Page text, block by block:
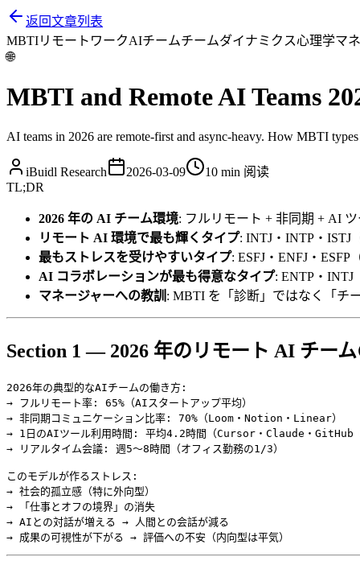
返回文章列表
MBTIリモートワークAIチームチームダイナミクス心理学マ
🌐
MBTI and Remote AI Teams
AI teams in 2026 are remote-first and async-heavy. How MBTI
iBuidl Research 2026-03-09 10 min 阅读
TL;DR
2026 年の AI チーム環境: フルリモート + 非同期 + AI
リモート AI 環境で最も輝くタイプ: INTJ・INTP・ISTJ
最もストレスを受けやすいタイプ: ESFJ・ENFJ・
AI コラボレーションが最も得意なタイプ: ENTP・INTJ
マネージャーへの教訓 : MBTI を「診断」ではなく「チ
Section 1 — 2026 年のリモート AI チー
2026年の典型的なAIチームの働き方:
→ フルリモート率: 65%（AIスタートアップ平均）
→ 非同期コミュニケーション比率: 70%（Loom・Notion・Linear）
→ 1日のAIツール利用時間: 平均4.2時間（Cursor・Claude・
→ リアルタイム会議: 週5〜8時間（オフィス勤務の1/3）
このモデルが作るストレス:
→ 社会的孤立感（特に外向型）
→ 「仕事とオフの境界」の消失
→ AIとの対話が増える → 人間との会話が減る